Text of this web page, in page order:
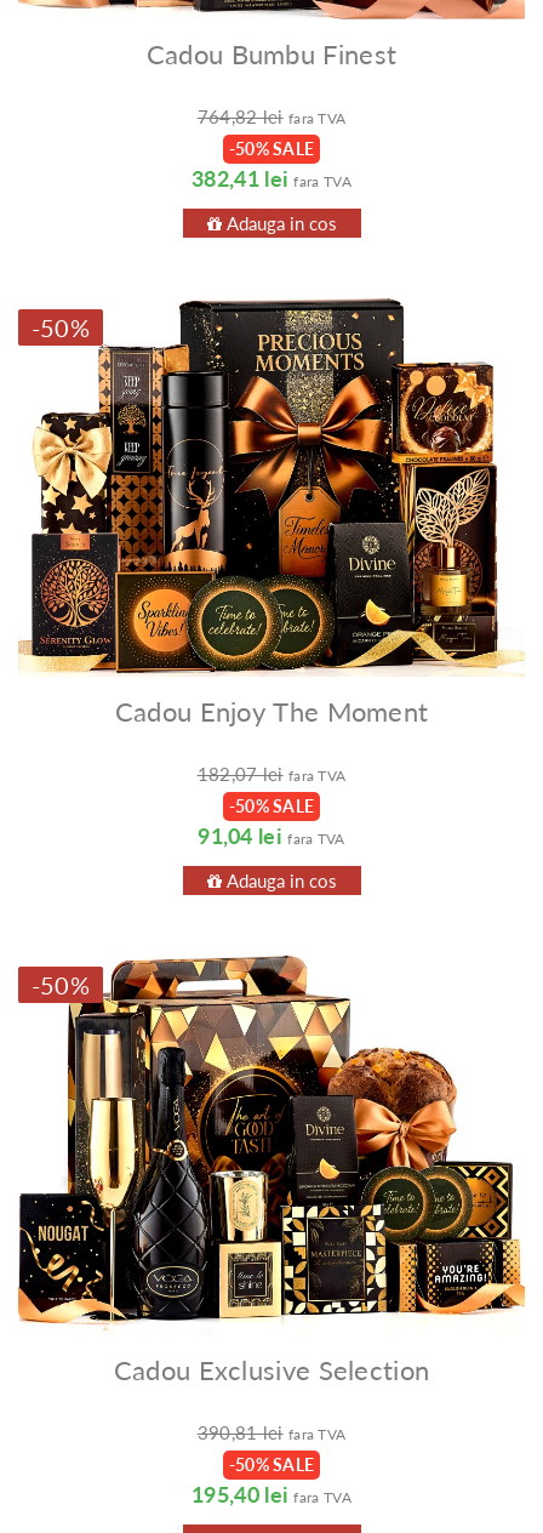
Cadou Bumbu Finest
764,82 lei fara TVA
-50% SALE
382,41 lei fara TVA
Adauga in cos
-50%
Cadou Enjoy The Moment
182,07 lei fara TVA
-50% SALE
91,04 lei fara TVA
Adauga in cos
-50%
Cadou Exclusive Selection
390,81 lei fara TVA
-50% SALE
195,40 lei fara TVA